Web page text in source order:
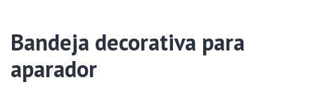
Bandeja decorativa para
aparador